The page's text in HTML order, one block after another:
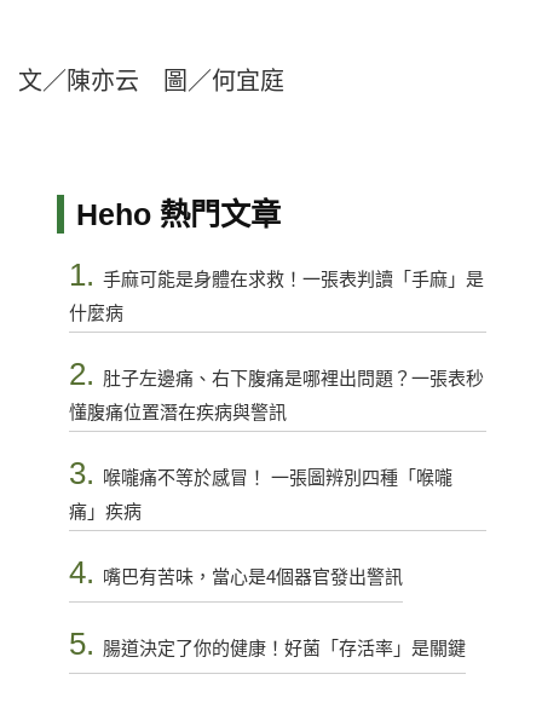
文／陳亦云 圖／何宜庭
Heho 熱門文章
1. 手麻可能是身體在求救！一張表判讀「手麻」是
什麼病
2. 肚子左邊痛、右下腹痛是哪裡出問題？一張表秒
懂腹痛位置潛在疾病與警訊
3.
喉嚨痛不等於感冒！ 一張圖辨別四種「喉嚨
痛」疾病
4. 嘴巴有苦味，當心是4個器官發出警訊
5. 腸道決定了你的健康！好菌「存活率」是關鍵